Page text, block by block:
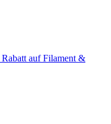
Rabatt auf Filament &